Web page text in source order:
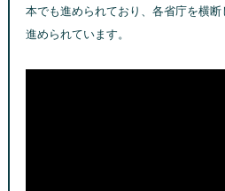
本でも進められており、各省庁を横
進められています。